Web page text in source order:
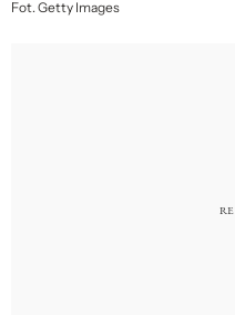
Fot. Getty Images